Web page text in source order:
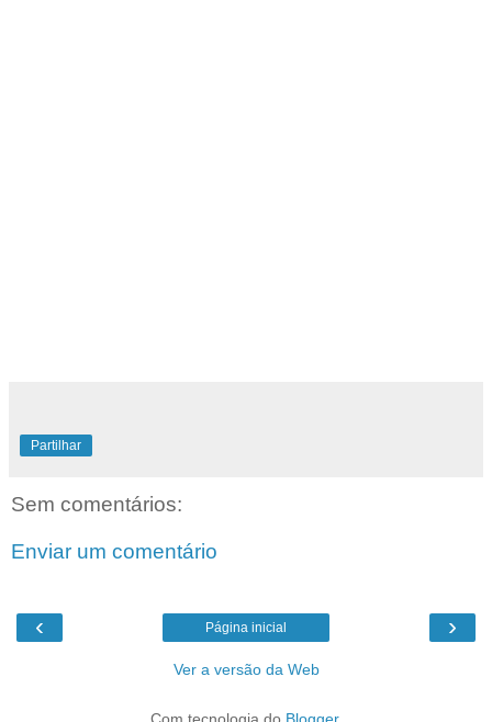
Partilhar
Sem comentários:
Enviar um comentário
‹ ›
Página inicial
Ver a versão da Web
Com tecnologia do Blogger.